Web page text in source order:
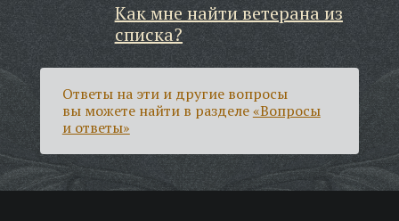
Как мне найти ветерана из
списка?
Ответы на эти и другие вопросы
вы можете найти в разделе«Вопросы
и ответы»